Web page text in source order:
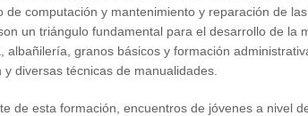
de computación y mantenimiento y reparación de
un triángulo fundamental para el desarrollo de la
albañilería, granos básicos y formación
diversas técnicas de manualidades.
de esta formación, encuentros de jóvenes a nivel